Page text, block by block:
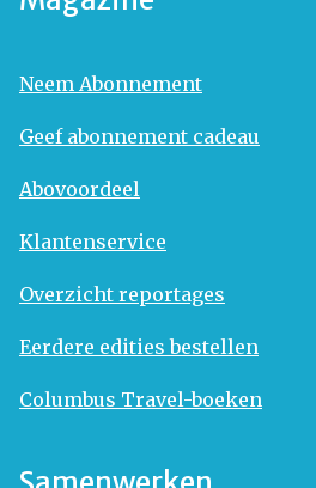
Neem Abonnement
Geef abonnement cadeau
Abovoordeel
Klantenservice
Overzicht reportages
Eerdere edities bestellen
Columbus Travel-boeken